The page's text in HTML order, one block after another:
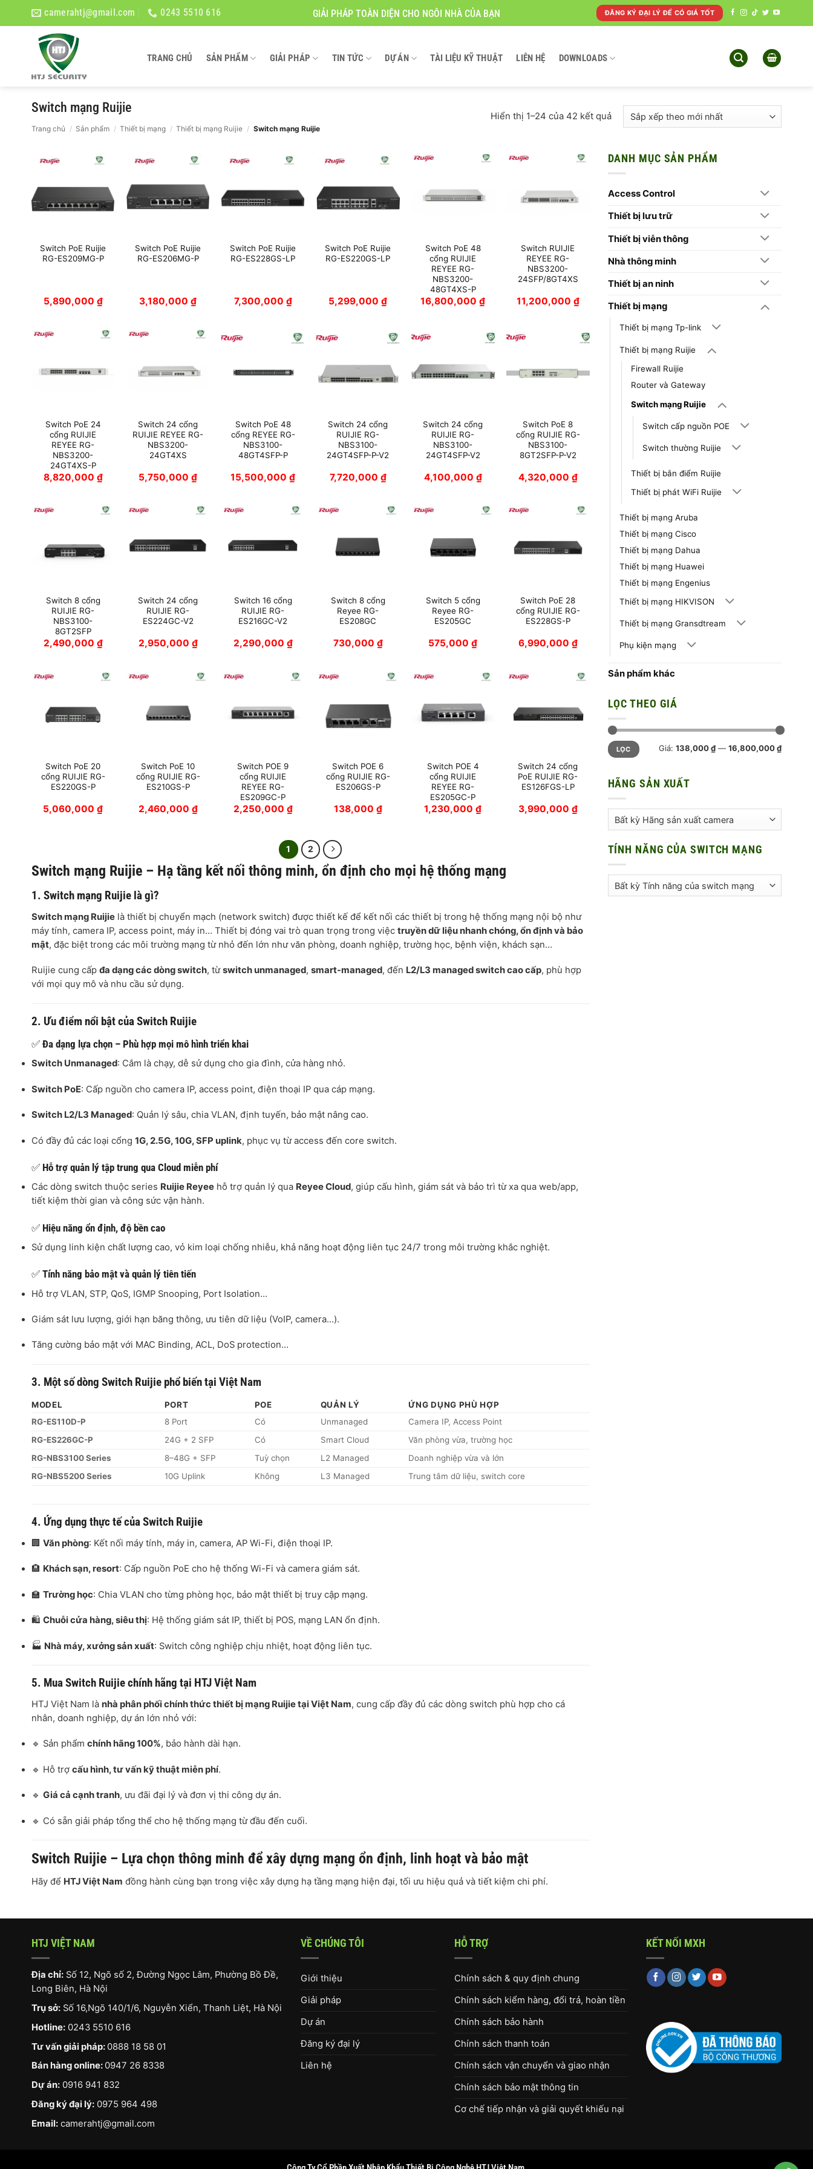
camerahtj@gmail.com 0243 5510 616 GIẢI PHÁP TOÀN DIỆN CHO NGÔI NHÀ CỦA BẠN ĐĂNG KÝ ĐẠI LÝ ĐỂ CÓ GIÁ TỐT
TRANG CHỦ SẢN PHẨM GIẢI PHÁP TIN TỨC DỰ ÁN TÀI LIỆU KỸ THUẬT LIÊN HỆ DOWNLOADS
Switch mạng Ruijie
Trang chủ / Sản phẩm / Thiết bị mạng / Thiết bị mạng Ruijie / Switch mạng Ruijie
Hiển thị 1–24 của 42 kết quảĐã
sắp
theo
mới
Switch PoE Ruijie
RG-ES209MG-P
5,890,000 ₫
Switch PoE Ruijie
RG-ES206MG-P
3,180,000₫
Switch PoE Ruijie
RG-ES228GS-LP
7,300,000 ₫
Switch PoE Ruijie
RG-ES220GS-LP
5,299,000₫
Switch PoE 48
cổng RUIJIE
REYEE RG-
NBS3200-
48GT4XS-P
16,800,000₫
Switch RUIJIE
REYEE RG-
NBS3200-
24SFP/8GT4XS
11,200,000 ₫
Switch PoE 24
cổng RUIJIE
REYEE RG-
NBS3200-
24GT4XS-P
8,820,000 ₫
Switch 24 cổng
RUIJIE REYEE RG-
NBS3200-
24GT4XS
5,750,000₫
Switch PoE 48
cổng REYEE RG-
NBS3100-
48GT4SFP-P
15,500,000₫
Switch 24 cổng
RUIJIE RG-
NBS3100-
24GT4SFP-P-V2
7,720,000 ₫
Switch 24 cổng
RUIJIE RG-
NBS3100-
24GT4SFP-V2
4,100,000 ₫
Switch PoE 8
cổng RUIJIE RG-
NBS3100-
8GT2SFP-P-V2
4,320,000 ₫
Switch 8 cổng
RUIJIE RG-
NBS3100-
8GT2SFP
2,490,000 ₫
Switch 24 cổng
RUIJIE RG-
ES224GC-V2
2,950,000 ₫
Switch 16 cổng
RUIJIE RG-
ES216GC-V2
2,290,000 ₫
Switch 8 cổng
Reyee RG-
ES208GC
730,000 ₫
Switch 5 cổng
Reyee RG-
ES205GC
575,000₫
Switch PoE 28
cổng RUIJIE RG-
ES228GS-P
6,990,000 ₫
Switch PoE 20
cổng RUIJIE RG-
ES220GS-P
5,060,000₫
Switch PoE 10
cổng RUIJIE RG-
ES210GS-P
2,460,000 ₫
Switch POE 9
cổng RUIJIE
REYEE RG-
ES209GC-P
2,250,000 ₫
Switch POE 6
cổng RUIJIE RG-
ES206GS-P
138,000 ₫
Switch POE 4
cổng RUIJIE
REYEE RG-
ES205GC-P
1,230,000₫
Switch 24 cổng
PoE RUIJIE RG-
ES126FGS-LP
3,990,000 ₫
1 2
Switch mạng Ruijie – Hạ tầng kết nối thông minh, ổn định cho mọi hệ thống mạng
1. Switch mạng Ruijie là gì?
Switch mạng Ruijie là thiết bị chuyển mạch (network switch) được thiết kế để kết nối các thiết bị trong hệ thống mạng nội bộ như
máy tính, camera IP, access point, máy in… Thiết bị đóng vai trò quan trọng trong việc truyền dữ liệu nhanh chóng, ổn định và bảo
mật, đặc biệt trong các môi trường mạng từ nhỏ đến lớn như văn phòng, doanh nghiệp, trường học, bệnh viện, khách sạn…
Ruijie cung cấp đa dạng các dòng switch, từswitch unmanaged, smart-managed, đến L2/L3 managed switch cao cấp, phù hợp
với mọi quy mô và nhu cầu sử dụng.
2. Ưu điểm nổi bật của Switch Ruijie
✅ Đa dạng lựa chọn – Phù hợp mọi mô hình triển khai
Switch Unmanaged: Cắm là chạy, dễ sử dụng cho gia đình, cửa hàng nhỏ.
Switch PoE: Cấp nguồn cho camera IP, access point, điện thoại IP qua cáp mạng.
Switch L2/L3 Managed: Quản lý sâu, chia VLAN, định tuyến, bảo mật nâng cao.
Có đầy đủ các loại cổng 1G, 2.5G, 10G, SFP uplink, phục vụ từ access đến core switch.
✅ Hỗ trợ quản lý tập trung qua Cloud miễn phí
Các dòng switch thuộc series Ruijie Reyee hỗ trợ quản lý qua Reyee Cloud, giúp cấu hình, giám sát và bảo trì từ xa qua web/app,
tiết kiệm thời gian và công sức vận hành.
✅ Hiệu năng ổn định, độ bền cao
Sử dụng linh kiện chất lượng cao, vỏ kim loại chống nhiễu, khả năng hoạt động liên tục 24/7 trong môi trường khắc nghiệt.
✅ Tính năng bảo mật và quản lý tiên tiến
Hỗ trợ VLAN, STP, QoS, IGMP Snooping, Port Isolation…
Giám sát lưu lượng, giới hạn băng thông, ưu tiên dữ liệu (VoIP, camera…).
Tăng cường bảo mật với MAC Binding, ACL, DoS protection…
3. Một số dòng Switch Ruijie phổ biến tại Việt Nam
MODEL PORT POE QUẢN LÝ
ỨNG DỤNG PHÙ HỢP
RG-ES110D-P
8 Port Có Unmanaged
Camera IP, Access Point
RG-ES226GC-P
24G + 2 SFP Có Smart Cloud
Văn phòng vừa, trường học
RG-NBS3100 Series
8–48G + SFP Tuỳ chọn L2 Managed
Doanh nghiệp vừa và lớn
RG-NBS5200 Series
10G Uplink Không L3 Managed Trung tâm dữ liệu, switch core
4. Ứng dụng thực tế của Switch Ruijie
🏢 Văn phòng: Kết nối máy tính, máy in, camera, AP Wi-Fi, điện thoại IP.
🏨 Khách sạn, resort: Cấp nguồn PoE cho hệ thống Wi-Fi và camera giám sát.
🏫 Trường học: Chia VLAN cho từng phòng học, bảo mật thiết bị truy cập mạng.
🛍️ Chuỗi cửa hàng, siêu thị: Hệ thống giám sát IP, thiết bị POS, mạng LAN ổn định.
🏭 Nhà máy, xưởng sản xuất: Switch công nghiệp chịu nhiệt, hoạt động liên tục.
5. Mua Switch Ruijie chính hãng tại HTJ Việt Nam
HTJ Việt Nam là nhà phân phối chính thức thiết bị mạng Ruijie tại Việt Nam, cung cấp đầy đủ các dòng switch phù hợp cho cá
nhân, doanh nghiệp, dự án lớn nhỏ với:
🔹 Sản phẩm chính hãng 100%, bảo hành dài hạn.
🔹 Hỗ trợ cấu hình, tư vấn kỹ thuật miễn phí.
🔹 Giá cả cạnh tranh, ưu đãi đại lý và đơn vị thi công dự án.
🔹 Có sẵn giải pháp tổng thể cho hệ thống mạng từ đầu đến cuối.
Switch Ruijie – Lựa chọn thông minh để xây dựng mạng ổn định, linh hoạt và bảo mật
Hãy để HTJ Việt Nam đồng hành cùng bạn trong việc xây dựng hạ tầng mạng hiện đại, tối ưu hiệu quả và tiết kiệm chi phí.
DANH MỤC SẢN PHẨM
Access Control
Thiết bị lưu trữ
Thiết bị viễn thông
Nhà thông minh
Thiết bị an ninh
Thiết bị mạng
Thiết bị mạng Tp-link
Thiết bị mạng Ruijie
Firewall Ruijie
Router và Gateway
Switch mạng Ruijie
Switch cấp nguồn POE
Switch thường Ruijie
Thiết bị bắn điểm Ruijie
Thiết bị phát WiFi Ruijie
Thiết bị mạng Aruba
Thiết bị mạng Cisco
Thiết bị mạng Dahua
Thiết bị mạng Huawei
Thiết bị mạng Engenius
Thiết bị mạng HIKVISON
Thiết bị mạng Gransdtream
Phụ kiện mạng
Sản phẩm khác
LỌC THEO GIÁ
Giá
tối
thiểu
Giá
tối
đa
LỌC Giá: 138,000 ₫— 16,800,000 ₫
HÃNG SẢN XUẤT
TÍNH NĂNG CỦA SWITCH MẠNG
HTJ VIỆT NAM
Địa chỉ: Số 12, Ngõ số 2, Đường Ngọc Lâm, Phường Bồ Đề,
Long Biên, Hà Nội
Trụ sở: Số 16,Ngõ 140/1/6, Nguyễn Xiển, Thanh Liệt, Hà Nội
Hotline: 0243 5510 616
Tư vấn giải pháp: 0888 18 58 01
Bán hàng online: 0947 26 8338
Dự án: 0916 941 832
Đăng ký đại lý: 0975 964 498
Email: camerahtj@gmail.com
VỀ CHÚNG TÔI
Giới thiệu
Giải pháp
Dự án
Đăng ký đại lý
Liên hệ
HỖ TRỢ
Chính sách & quy định chung
Chính sách kiểm hàng, đổi trả, hoàn tiền
Chính sách bảo hành
Chính sách thanh toán
Chính sách vận chuyển và giao nhận
Chính sách bảo mật thông tin
Cơ chế tiếp nhận và giải quyết khiếu nại
KẾT NỐI MXH